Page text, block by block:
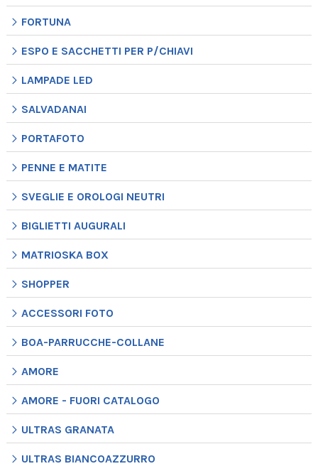
FORTUNA
ESPO E SACCHETTI PER P/CHIAVI
LAMPADE LED
SALVADANAI
PORTAFOTO
PENNE E MATITE
SVEGLIE E OROLOGI NEUTRI
BIGLIETTI AUGURALI
MATRIOSKA BOX
SHOPPER
ACCESSORI FOTO
BOA-PARRUCCHE-COLLANE
AMORE
AMORE - FUORI CATALOGO
ULTRAS GRANATA
ULTRAS BIANCOAZZURRO